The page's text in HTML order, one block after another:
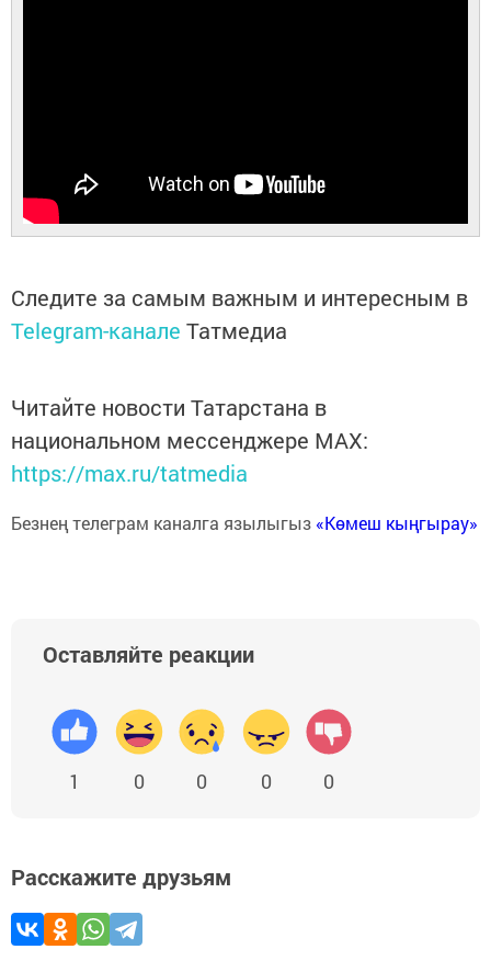
Следите за самым важным и интересным в
Telegram-канале Татмедиа
Читайте новости Татарстана в
национальном мессенджере MАХ:
https://max.ru/tatmedia
Безнең телеграм каналга язылыгыз «Көмеш кыңгырау»
Оставляйте реакции
1 0 0 0 0
Расскажите друзьям